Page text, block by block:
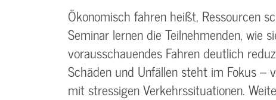
Ökonomisch fahren heißt, Ressourcen
Seminar lernen die Teilnehmenden,
vorausschauendes Fahren deutlich
Schäden und Unfällen steht im Fokus –
mit stressigen Verkehrssituationen.